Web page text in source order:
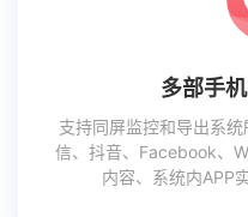
多部手
支持同屏监控和导出系
信、抖音、Facebook、
内容、系统内APP